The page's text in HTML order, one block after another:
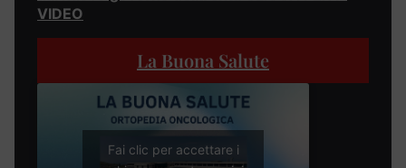
VIDEO
La Buona Salute
Fai clic per accettare i